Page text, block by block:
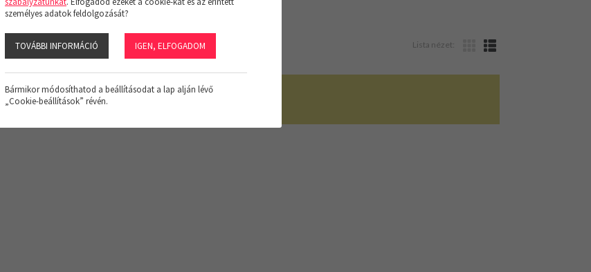
RAKTÁR GÁZ - KONVEKTOR
Népszerű Megjelenítve: 1-24 Összesen: 0 db ingatlan Lista nézet:
hozott eredményt!
személyes adatok feldolgozását?
TOVÁBBI INFORMÁCIÓ IGEN, ELFOGADOM
Bármikor módosíthatod a beállításodat a lap alján lévő
„Cookie-beállítások” révén.